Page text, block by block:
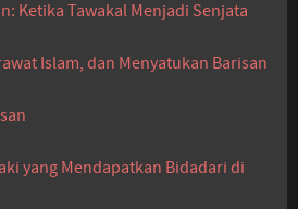
Ketika Tawakal Menjadi Senjata
Islam, dan Menyatukan Barisan
yang Mendapatkan Bidadari di